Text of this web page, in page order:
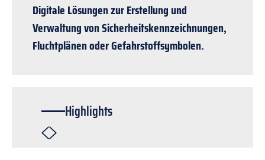
Digitale Lösungen zur Erstellung und
Verwaltung von Sicherheitskennzeichnungen,
Fluchtplänen oder Gefahrstoffsymbolen.
Highlights